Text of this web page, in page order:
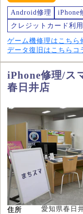
Android修理 iPhone
クレジットカード利
ゲーム機修理はこちら
データ復旧はこちら コ
iPhone修理/ス
春日井店
住所
愛知県春日